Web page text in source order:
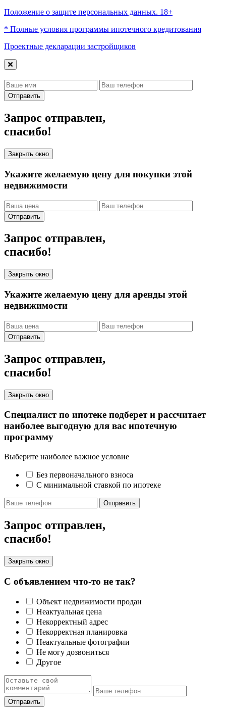
Положение о защите персональных данных. 18+
* Полные условия программы ипотечного кредитования
Проектные декларации застройщиков
Отправить
Запрос отправлен,
спасибо!
Закрыть окно
Укажите желаемую цену для покупки этой
недвижимости
Отправить
Запрос отправлен,
спасибо!
Закрыть окно
Укажите желаемую цену для аренды этой
недвижимости
Отправить
Запрос отправлен,
спасибо!
Закрыть окно
Специалист по ипотеке подберет и рассчитает
наиболее выгодную для вас ипотечную
программу
Выберите наиболее важное условие
Без первоначального взноса
С минимальной ставкой по ипотеке
Отправить
Запрос отправлен,
спасибо!
Закрыть окно
С объявлением что-то не так?
Объект недвижимости продан
Неактуальная цена
Некорректный адрес
Некорректная планировка
Неактуальные фотографии
Не могу дозвониться
Другое
Отправить